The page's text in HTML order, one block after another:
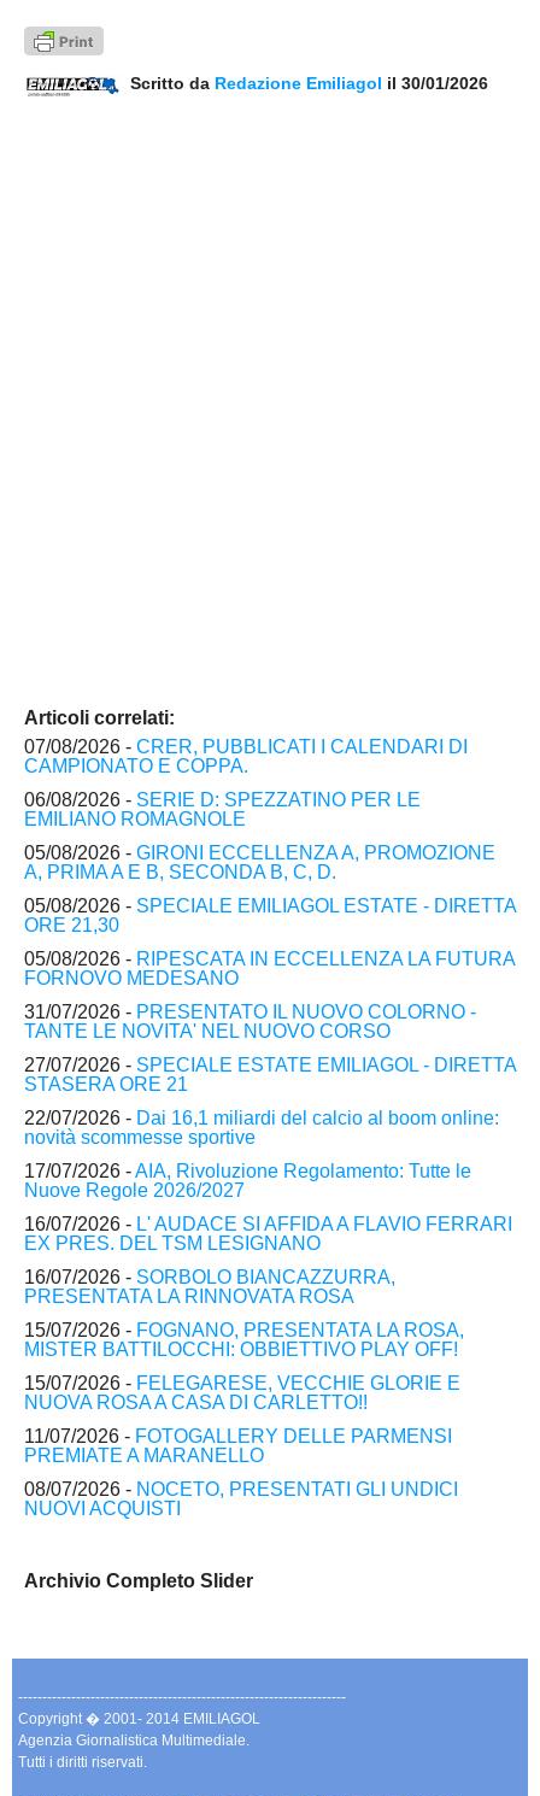
Scritto da Redazione Emiliagol il 30/01/2026
Articoli correlati:
07/08/2026 - CRER, PUBBLICATI I CALENDARI DI
CAMPIONATO E COPPA.
06/08/2026 - SERIE D: SPEZZATINO PER LE
EMILIANO ROMAGNOLE
05/08/2026 - GIRONI ECCELLENZA A, PROMOZIONE
A, PRIMA A E B, SECONDA B, C, D.
05/08/2026 - SPECIALE EMILIAGOL ESTATE - DIRETTA
ORE 21,30
05/08/2026 - RIPESCATA IN ECCELLENZA LA FUTURA
FORNOVO MEDESANO
31/07/2026 - PRESENTATO IL NUOVO COLORNO -
TANTE LE NOVITA' NEL NUOVO CORSO
27/07/2026 - SPECIALE ESTATE EMILIAGOL - DIRETTA
STASERA ORE 21
22/07/2026 - Dai 16,1 miliardi del calcio al boom online:
novità scommesse sportive
17/07/2026 -AIA, Rivoluzione Regolamento: Tutte le
Nuove Regole 2026/2027
16/07/2026 - L' AUDACE SI AFFIDA A FLAVIO FERRARI
EX PRES. DEL TSM LESIGNANO
16/07/2026 - SORBOLO BIANCAZZURRA,
PRESENTATA LA RINNOVATA ROSA
15/07/2026 - FOGNANO, PRESENTATA LA ROSA,
MISTER BATTILOCCHI: OBBIETTIVO PLAY OFF!
15/07/2026 - FELEGARESE, VECCHIE GLORIE E
NUOVA ROSA A CASA DI CARLETTO!!
11/07/2026 - FOTOGALLERY DELLE PARMENSI
PREMIATE A MARANELLO
08/07/2026 - NOCETO, PRESENTATI GLI UNDICI
NUOVI ACQUISTI
Archivio Completo Slider
--------------------------------------------------------------------
Copyright � 2001- 2014 EMILIAGOL
Agenzia Giornalistica Multimediale.
Tutti i diritti riservati.